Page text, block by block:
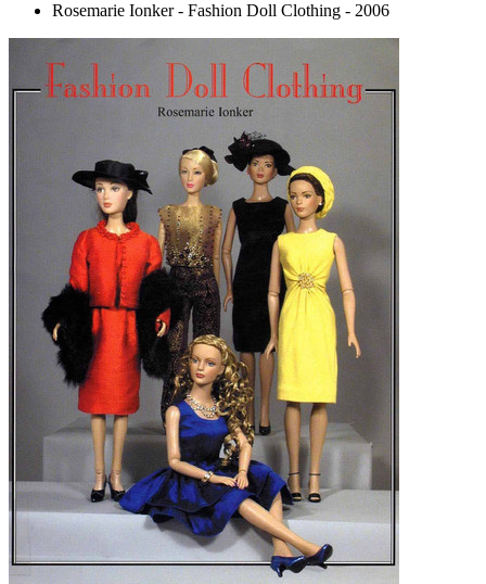
Rosemarie Ionker - Fashion Doll Clothing - 2006